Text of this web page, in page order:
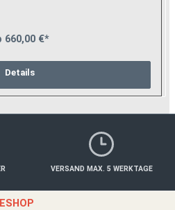
660,00 €*
Details
VERSAND MAX. 5 WERKTAGE